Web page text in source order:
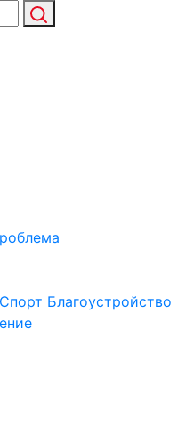
Спорт Благоустройство